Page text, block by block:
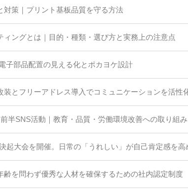
策｜プリント基板品質を守る方法
ィングとは｜目的・種類・選び方と実務上の注意点
子部品配置の見える化とポカヨケ設計
とフリーアドレス導入でコミュニケーションを活性
半SNS活動｜教育・品質・労働環境改善への取り組み
起大会を開催。日常の「うれしい」が自己肯定感を高
を問わず優秀な人材を確保するための社内認定制度